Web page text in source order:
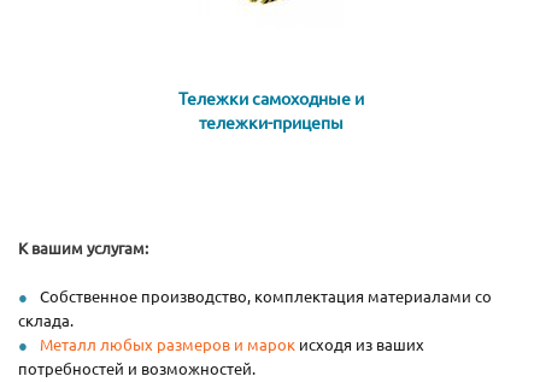
Тележки самоходные и
тележки-прицепы
К вашим услугам:
Собственное производство, комплектация материалами со
склада.
Металл любых размеров и марок исходя из ваших
потребностей и возможностей.